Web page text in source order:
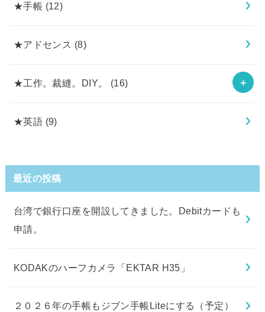
★手帳 (12)
★アドセンス (8)
★工作。裁縫。DIY。 (16)
★英語 (9)
最近の投稿
台湾で銀行口座を開設してきました。Debitカードも
申請。
KODAKのハーフカメラ「EKTAR H35」
２０２６年の手帳もジブン手帳Liteにする（予定）